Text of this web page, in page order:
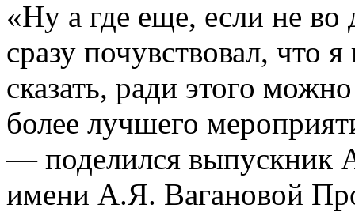
«Ну а где еще, если не
сразу почувствовал, что
сказать, ради этого
более лучшего
— поделился выпускник
имени А.Я. Вагановой